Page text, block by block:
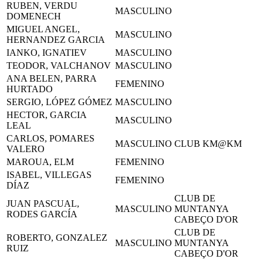
RUBEN, VERDU
DOMENECH
MASCULINO
MIGUEL ANGEL,
HERNANDEZ GARCIA
MASCULINO
IANKO, IGNATIEV
MASCULINO
TEODOR, VALCHANOV MASCULINO
ANA BELEN, PARRA
HURTADO
FEMENINO
SERGIO, LÓPEZ GÓMEZ MASCULINO
HECTOR, GARCIA
LEAL
MASCULINO
CARLOS, POMARES
VALERO
MASCULINO CLUB KM@KM
MAROUA, ELM
FEMENINO
ISABEL, VILLEGAS
DÍAZ
FEMENINO
JUAN PASCUAL,
RODES GARCÍA
MASCULINO
CLUB DE
MUNTANYA
CABEÇO D'OR
ROBERTO, GONZALEZ
RUIZ
MASCULINO
CLUB DE
MUNTANYA
CABEÇO D'OR